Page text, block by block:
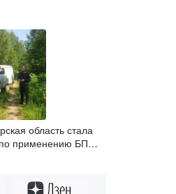
область стала
применению БПЛА